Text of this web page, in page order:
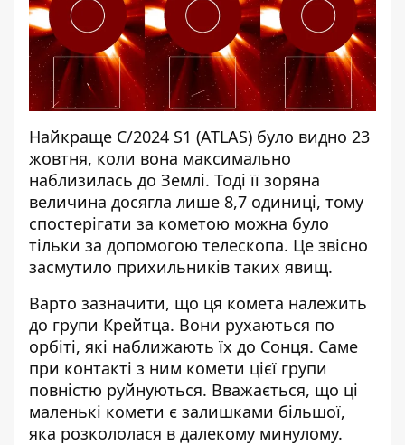
Найкраще C/2024 S1 (ATLAS) було видно 23
жовтня, коли вона максимально
наблизилась до Землі. Тоді її зоряна
величина досягла лише 8,7 одиниці, тому
спостерігати за кометою можна було
тільки за допомогою телескопа. Це звісно
засмутило прихильників таких явищ.
Варто зазначити, що ця комета належить
до групи Крейтца. Вони рухаються по
орбіті, які наближають їх до Сонця. Саме
при контакті з ним комети цієї групи
повністю руйнуються. Вважається, що ці
маленькі комети є залишками більшої,
яка розкололася в далекому минулому.